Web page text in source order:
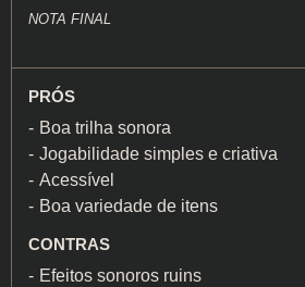
NOTA FINAL
PRÓS
Boa trilha sonora
Jogabilidade simples e criativa
Acessível
Boa variedade de itens
CONTRAS
Efeitos sonoros ruins